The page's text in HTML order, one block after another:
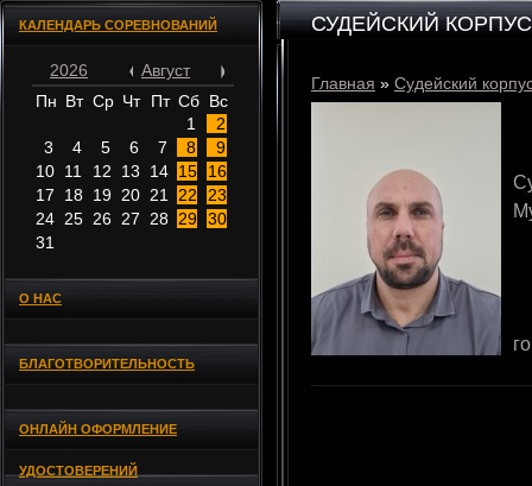
КАЛЕНДАРЬ СОРЕВНОВАНИЙ
2026
Август
Пн Вт Ср Чт Пт Сб Вс
1
2
3
4 5 6 7 8
9
10 11 12 13 14 15
16
17
18 19 20 21 22
23
24 25 26 27 28 29 30
31
О НАС
БЛАГОТВОРИТЕЛЬНОСТЬ
ОНЛАЙН ОФОРМЛЕНИЕ
УДОСТОВЕРЕНИЙ
СУДЕЙСКИЙ КОРПУС
Главная » Судейский